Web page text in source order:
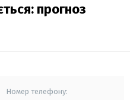
прогноз
Номер телефону: